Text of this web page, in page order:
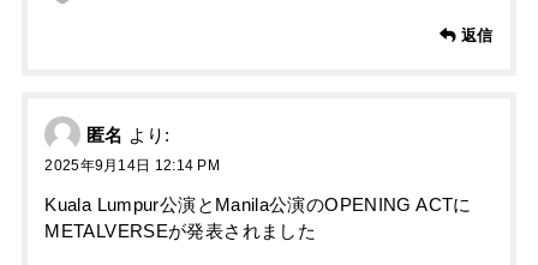
返信
匿名 より:
2025年9月14日 12:14 PM
Kuala Lumpur公演とManila公演のOPENING ACTに
METALVERSEが発表されました